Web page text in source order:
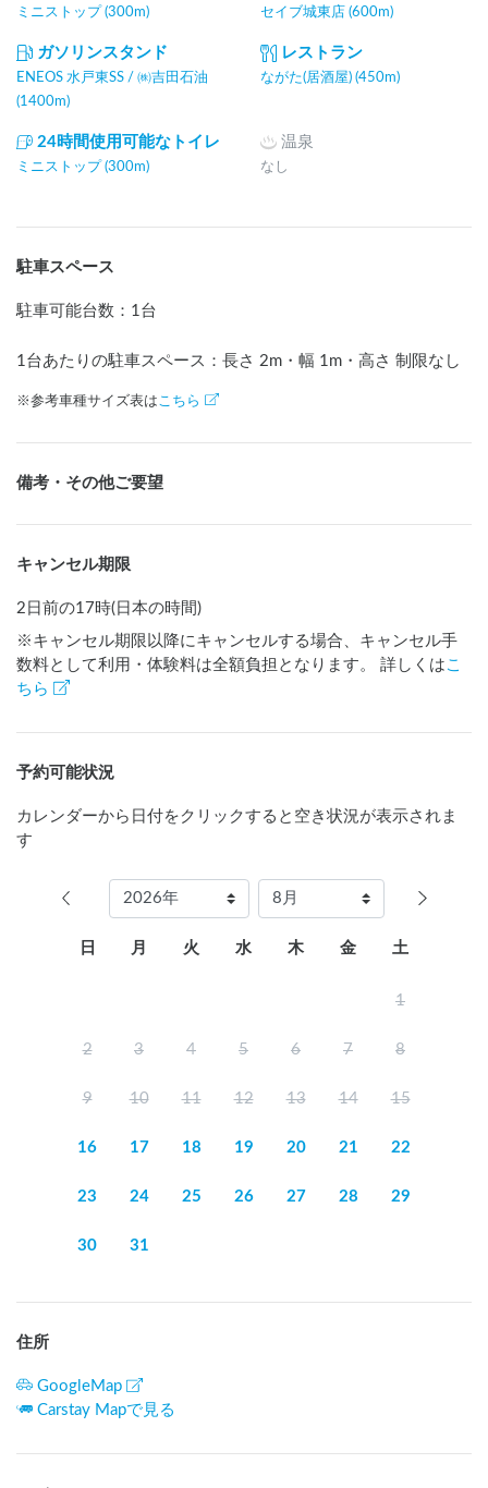
ミニストップ (300m) セイブ城東店 (600m)
ガソリンスタンド
ENEOS 水戸東SS / ㈱吉田石油
(1400m)
レストラン
ながた(居酒屋) (450m)
24時間使用可能なトイレ
ミニストップ (300m)
温泉
なし
駐車スペース
駐車可能台数 ： 1台
1台あたりの駐車スペース：長さ 2m ・幅 1 m ・高さ 制限なし
※参考車種サイズ表は こちら
備考・その他ご要望
キャンセル期限
2日前の17時(日本の時間)
※キャンセル期限以降にキャンセルする場合、キャンセル手
数料として利用・体験料は全額負担となります。 詳しくは こ
ちら
予約可能状況
カレンダーから日付をクリックすると空き状況が表示されま
す
日 月 火 水 木 金 土
1
2 3 4 5 6 7 8
9 10 11 12 13 14 15
16 17 18 19 20 21 22
23 24 25 26 27 28 29
30 31
住所
GoogleMap
Carstay Mapで見る